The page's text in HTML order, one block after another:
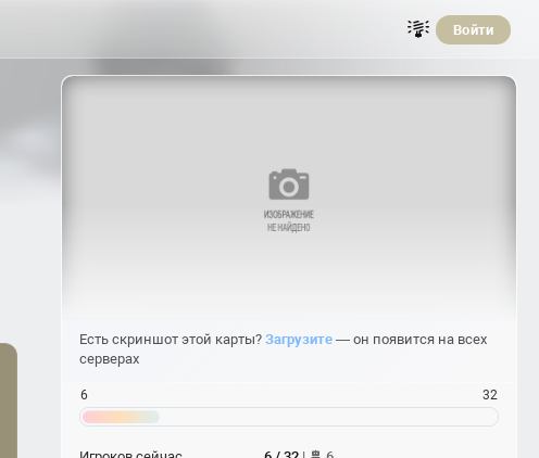
Войти
Есть скриншот этой карты? Загрузите — он появится на всех
серверах
6 32